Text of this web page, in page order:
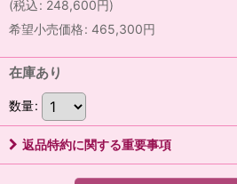
(税込: 248,600円)
希望小売価格: 465,300円
在庫あり
数量:
返品特約に関する重要事項